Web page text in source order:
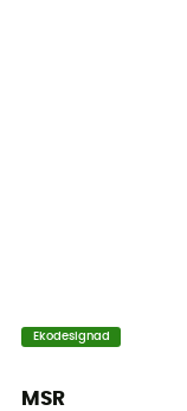
Ekodesignad
MSR